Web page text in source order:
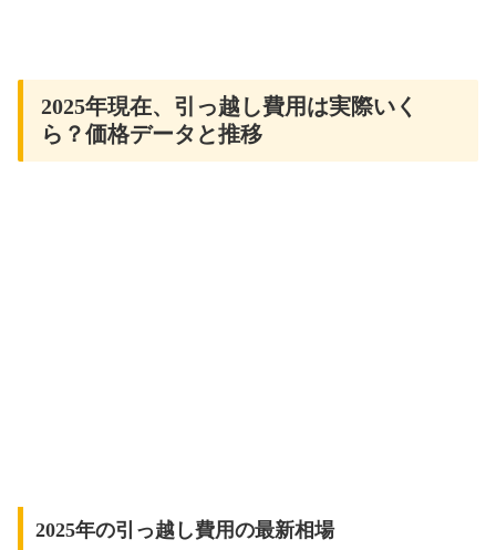
2025年現在、引っ越し費用は実際いく
ら？価格データと推移
2025年の引っ越し費用の最新相場